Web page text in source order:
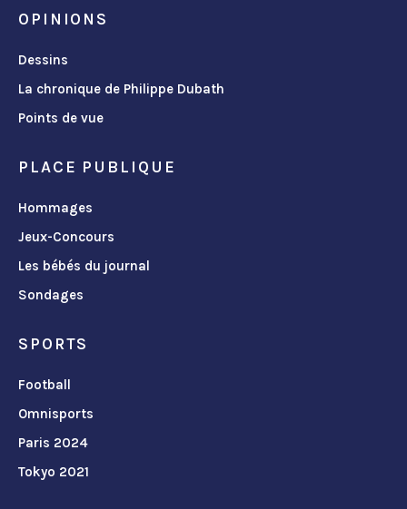
OPINIONS
Dessins
La chronique de Philippe Dubath
Points de vue
PLACE PUBLIQUE
Hommages
Jeux-Concours
Les bébés du journal
Sondages
SPORTS
Football
Omnisports
Paris 2024
Tokyo 2021